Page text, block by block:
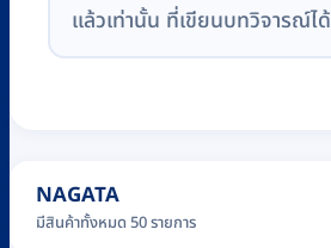
แล้วเท่านั้น ที่เขียนบทวิจารณ์ได้
NAGATA
มีสินค้าทั้งหมด 50 รายการ